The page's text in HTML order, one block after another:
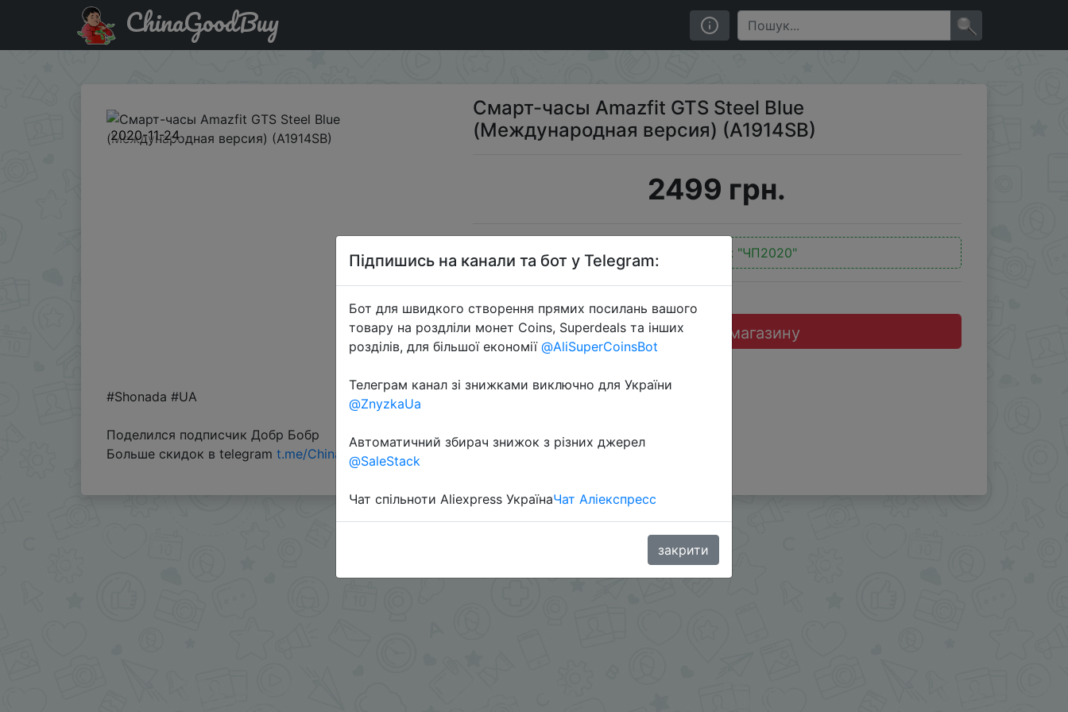
Придбати по знижці ЧП2020 Смарт-часы Amazfit GTS Steel Blue (Международная версия) (A1914SB)
ChinaGoodBuy
2020-11-24
Смарт-часы Amazfit GTS Steel Blue
(Международная версия) (A1914SB)
2499 грн.
Промокод: "ЧП2020"
Перейти до магазину
#Shonada #UA
Поделился подписчик Добр Бобр
Больше скидок в telegram t.me/ChinaGoodBuy
Підпишись на канали та бот у Telegram:
Бот для швидкого створення прямих посилань вашого
товару на роздліли монет Coins, Superdeals та інших
розділів, для більшої економії @AliSuperCoinsBot
Телеграм канал зі знижками виключно для України
@ZnyzkaUa
Автоматичний збирач знижок з різних джерел
@SaleStack
Чат спільноти Aliexpress УкраїнаЧат Аліекспресс
закрити